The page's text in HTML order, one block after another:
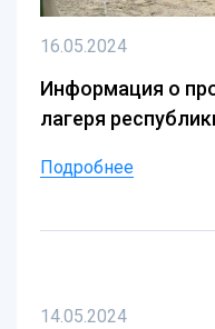
16.05.2024
Информация о
лагеря
Подробнее
14.05.2024